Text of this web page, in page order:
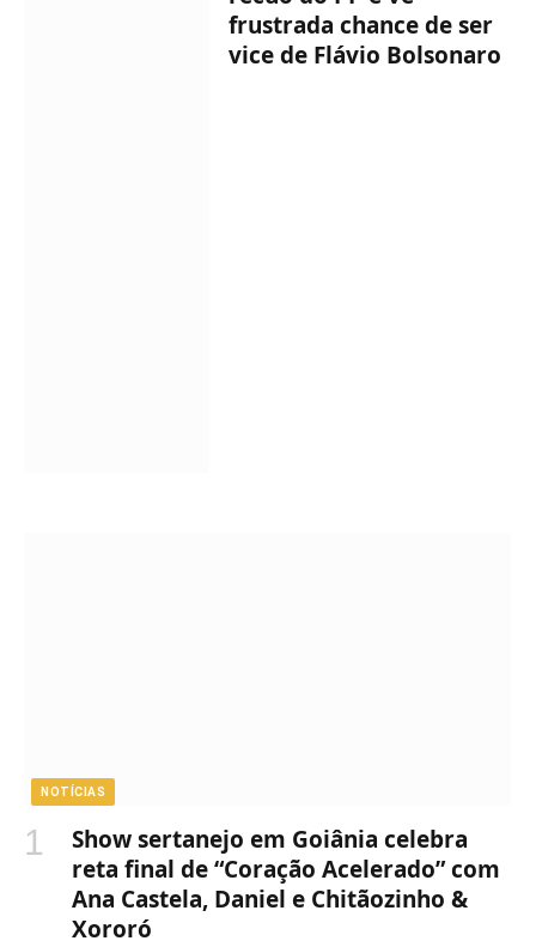
frustrada chance de ser
vice de Flávio Bolsonaro
NOTÍCIAS
Show sertanejo em Goiânia celebra
reta final de “Coração Acelerado” com
Ana Castela, Daniel e Chitãozinho &
Xororó